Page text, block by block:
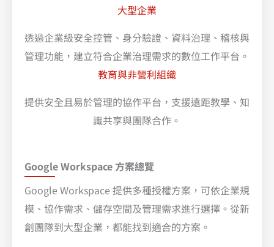
大型企業
透過企業級安全控管、身分驗證、資料治理、稽核與
管理功能，建立符合企業治理需求的數位工作平台。
教育與非營利組織
提供安全且易於管理的協作平台，支援遠距教學、知
識共享與團隊合作。
Google Workspace 方案總覽
Google Workspace 提供多種授權方案，可依企業規
模、協作需求、儲存空間及管理需求進行選擇。從新
創團隊到大型企業，都能找到適合的方案。